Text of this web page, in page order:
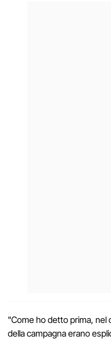
"Come ho detto prima, nel
della campagna erano